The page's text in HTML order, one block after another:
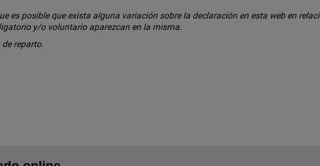
posible que exista alguna variación sobre la declaración en esta web en
y/o voluntario aparezcan en la misma.
reparto.